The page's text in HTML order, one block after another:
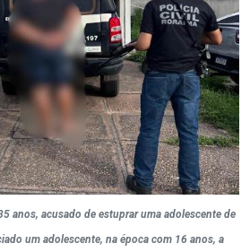
anos, acusado de estuprar uma adolescente de
um adolescente, na época com 16 anos, a